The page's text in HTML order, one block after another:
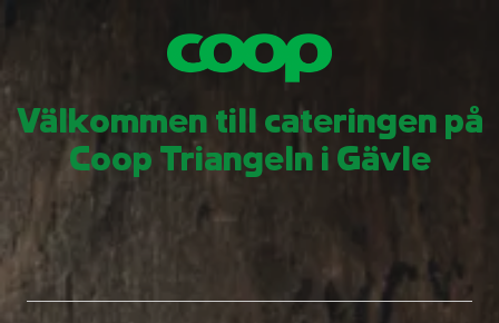
Välkommen till cateringen på
Coop Triangeln i Gävle